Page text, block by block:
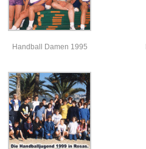
Handball Damen 1995